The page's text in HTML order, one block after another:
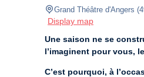
Grand Théâtre d'Angers (
Display map
Une saison ne se
l’imaginent pour vous,
C’est pourquoi, à